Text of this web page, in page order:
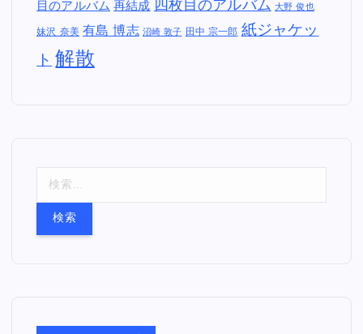
目のアルバム 再結成 四枚目のアルバム 大野 俊也
妹沢 奈美 有島 博志 沼崎 敦子 田中 宗一郎 紙ジャケッ
ト 解散